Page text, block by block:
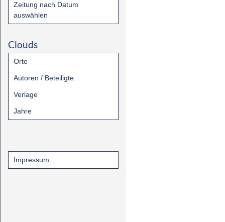
Zeitung nach Datum
auswählen
Clouds
Orte
Autoren / Beteiligte
Verlage
Jahre
Impressum